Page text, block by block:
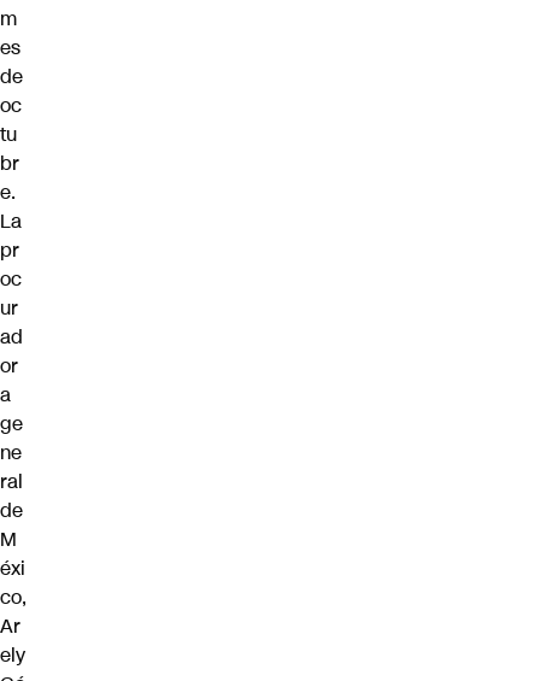
m
es
de
oc
tu
br
e.
La
pr
oc
ur
ad
or
a
ge
ne
ral
de
M
éxi
co,
Ar
ely